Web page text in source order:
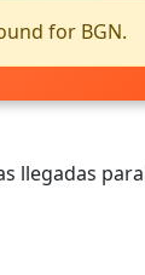
for BGN.
llegadas